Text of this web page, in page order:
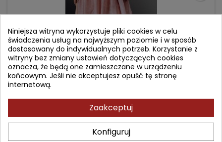
PSYCHOLOGICZNO-MEDYCZNE ASPEKTY
FUNKCJONOWANIA DZIECKA Z WRODZONĄ
ŁAMLIWOŚCIĄ KOŚCI ORAZ JEGO RODZINY
Niniejsza witryna wykorzystuje pliki cookies w celu
świadczenia usług na najwyższym poziomie i w sposób
dostosowany do indywidualnych potrzeb. Korzystanie z
witryny bez zmiany ustawień dotyczących cookies
oznacza, że będą one zamieszczane w urządzeniu
końcowym. Jeśli nie akceptujesz opuść tę stronę
internetową.
Zaakceptuj
Konfiguruj